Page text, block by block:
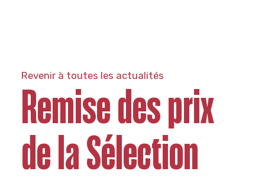
Revenir à toutes les actualités
Remise des prix
de la Sélection